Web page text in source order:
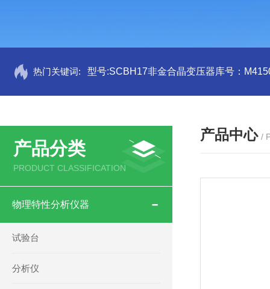
热门关键词: 型号:SCBH17非金合晶变压器库号：
产品分类
PRODUCT CLASSIFICATION
物理特性分析仪器
试验台
分析仪
产品中心 /